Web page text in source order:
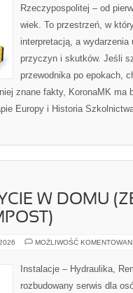
Rzeczypospolitej – od
wiek. To przestrzeń, w
interpretacją, a wydarzenia
przyczyn i skutków. Jeśli
przewodnika po epokach,
znane fakty, KoronaMK ma
Europy i Historia
W DOMU
MOŻLIWOŚĆ
Instalacje – Hydraulika,
rozbudowany serwis dla